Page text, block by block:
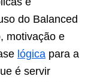
do Balanced
motivação e
lógica para a
é servir